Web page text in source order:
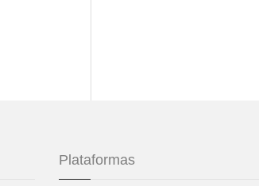
Plataformas